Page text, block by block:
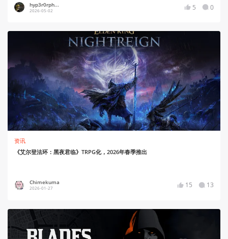
hyp3r0rph...
2026-05-02 5 0
资讯
《艾尔登法环：黑夜君临》TRPG化，2026年春季推出
Chimekuma
2026-01-27 15 13